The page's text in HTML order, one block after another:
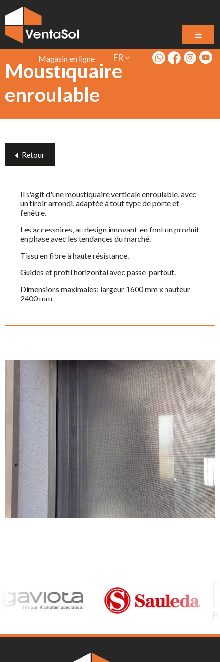
FR
Magasin en ligne
Moustiquaire
enroulable
Retour
Il s'agit d'une moustiquaire verticale enroulable, avec
un tiroir arrondi, adaptée à tout type de porte et
fenêtre.
Les accessoires, au design innovant, en font un produit
en phase avec les tendances du marché.
Tissu en fibre à haute résistance.
Guides et profil horizontal avec passe-partout.
Dimensions maximales: largeur 1600 mm x hauteur
2400 mm